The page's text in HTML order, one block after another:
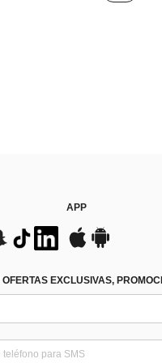
APP
EXCLUSIVAS,